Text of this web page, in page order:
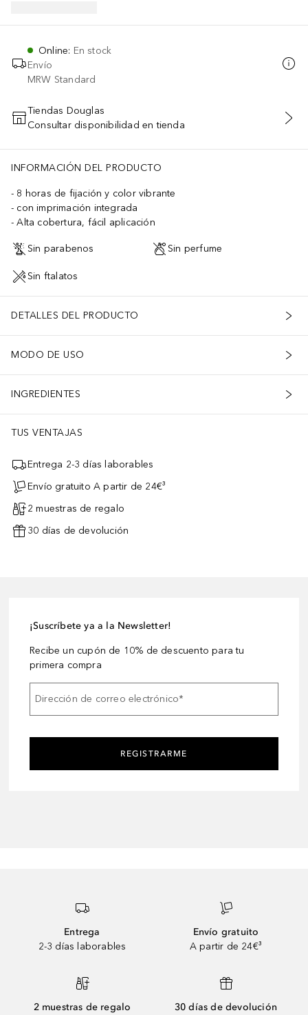
Online: En stock
Envío
MRW Standard
AÑADIR AL CARRITO
Tiendas Douglas
Consultar disponibilidad en tienda
INFORMACIÓN DEL PRODUCTO
8 horas de fijación y color vibrante
con imprimación integrada
Alta cobertura, fácil aplicación
Sin parabenos Sin perfume
Sin ftalatos
DETALLES DEL PRODUCTO
MODO DE USO
INGREDIENTES
TUS VENTAJAS
Entrega 2-3 días laborables
Envío gratuito A partir de 24€³
2 muestras de regalo
30 días de devolución
¡Suscríbete ya a la Newsletter!
Recibe un cupón de 10% de descuento para tu
primera compra
Dirección de correo electrónico*
REGISTRARME
Entrega
2-3 días laborables
Envío gratuito
A partir de 24€³
2 muestras de regalo 30 días de devolución